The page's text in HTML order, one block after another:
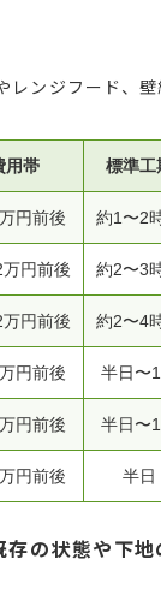
レンジフード、
用帯 標準工
円前後 約1〜2
円前後 約2〜3
円前後 約2〜4
円前後 半日〜
円前後 半日〜
円前後 半日
存の状態や下